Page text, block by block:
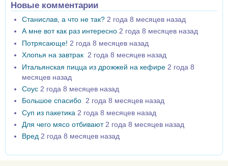
Новые комментарии
Станислав, а что не так? 2 года 8 месяцев назад
А мне вот как раз интересно 2 года 8 месяцев назад
Потрясающе! 2 года 8 месяцев назад
Хлопья на завтрак 2 года 8 месяцев назад
Итальянская пицца из дрожжей на кефире 2 года 8
месяцев назад
Соус 2 года 8 месяцев назад
Большое спасибо 2 года 8 месяцев назад
Суп из пакетика 2 года 8 месяцев назад
Для чего мясо отбивают 2 года 8 месяцев назад
Вред 2 года 8 месяцев назад